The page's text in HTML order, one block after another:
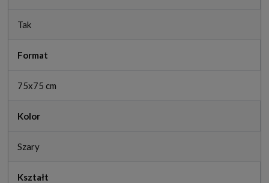
Tak
Format
75x75 cm
Kolor
Szary
Kształt